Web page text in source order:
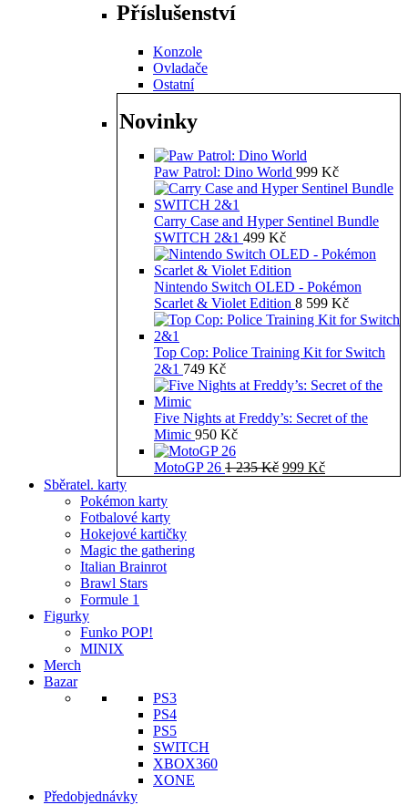
Příslušenství
Konzole
Ovladače
Ostatní
Novinky
Paw Patrol: Dino World 999 Kč
Carry Case and Hyper Sentinel Bundle
SWITCH 2&1 499 Kč
Nintendo Switch OLED - Pokémon
Scarlet & Violet Edition 8 599 Kč
Top Cop: Police Training Kit for Switch
2&1 749 Kč
Five Nights at Freddy’s: Secret of the
Mimic 950 Kč
MotoGP 26 1 235Kč Původní
999 KčAktuální
Sběratel. karty
Pokémon karty
Fotbalové karty
Hokejové kartičky
Magic the gathering
Italian Brainrot
Brawl Stars
Formule 1
Figurky
Funko POP!
MINIX
Merch
Bazar
PS3
PS4
PS5
SWITCH
XBOX360
XONE
Předobjednávky